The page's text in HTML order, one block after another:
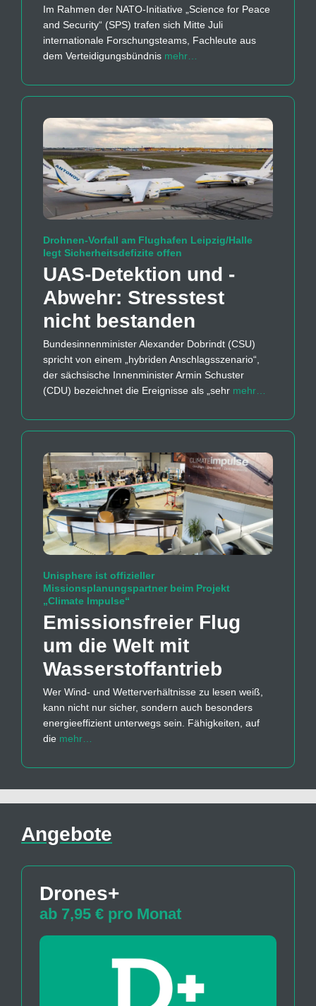
Im Rahmen der NATO-Initiative „Science for Peace
and Security“ (SPS) trafen sich Mitte Juli
internationale Forschungsteams, Fachleute aus
dem Verteidigungsbündnis mehr…
Drohnen-Vorfall am Flughafen Leipzig/Halle
legt Sicherheitsdefizite offen
UAS-Detektion und -
Abwehr: Stresstest
nicht bestanden
Bundesinnenminister Alexander Dobrindt (CSU)
spricht von einem „hybriden Anschlagsszenario“,
der sächsische Innenminister Armin Schuster
(CDU) bezeichnet die Ereignisse als „sehr mehr…
Unisphere ist offizieller
Missionsplanungspartner beim Projekt
„Climate Impulse“
Emissions­freier Flug
um die Welt mit
Wasserstoff­antrieb
Wer Wind- und Wetterverhältnisse zu lesen weiß,
kann nicht nur sicher, sondern auch besonders
energieeffizient unterwegs sein. Fähigkeiten, auf
die mehr…
Angebote
Drones+
ab 7,95 € pro Monat